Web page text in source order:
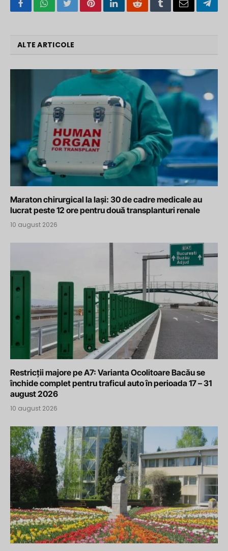
FacebookWhatsApp
TwitterPinterestLinkedInRedditTumblrEmail
ALTE ARTICOLE
Maraton chirurgical la Iași: 30 de cadre medicale au
lucrat peste 12 ore pentru două transplanturi renale
10 august 2026
Restricții majore pe A7: Varianta Ocolitoare Bacău se
închide complet pentru traficul auto în perioada 17 – 31
august 2026
10 august 2026